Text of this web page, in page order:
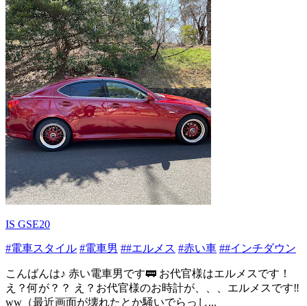
IS GSE20
#電車スタイル #電車男 ##エルメス #赤い車 ##インチダウン
こんばんは♪ 赤い電車男です🚃 お代官様はエルメスです！
え？何が？？ え？お代官様のお時計が、、、エルメスです‼️
ww（最近画面が壊れたとか騒いでらっし...